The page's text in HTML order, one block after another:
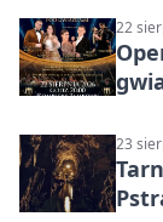
22
23